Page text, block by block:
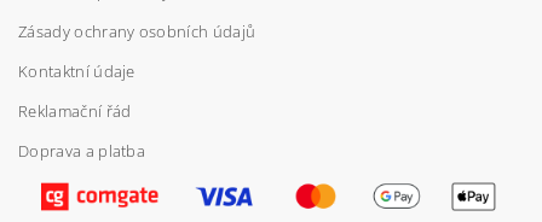
Zásady ochrany osobních údajů
Kontaktní údaje
Reklamační řád
Doprava a platba